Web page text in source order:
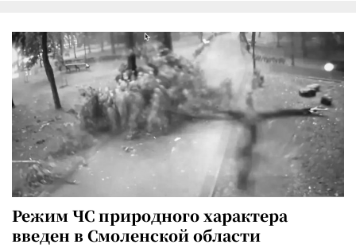
Режим ЧС природного характера
введен в Смоленской области